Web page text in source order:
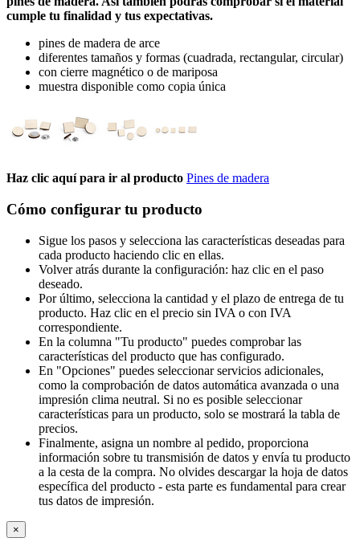
cumple tu finalidad y tus expectativas.
pines de madera de arce
diferentes tamaños y formas (cuadrada, rectangular, circular)
con cierre magnético o de mariposa
muestra disponible como copia única
Haz clic aquí para ir al producto Pines de madera
Cómo configurar tu producto
Sigue los pasos y selecciona las características deseadas para
cada producto haciendo clic en ellas.
Volver atrás durante la configuración: haz clic en el paso
deseado.
Por último, selecciona la cantidad y el plazo de entrega de tu
producto. Haz clic en el precio sin IVA o con IVA
correspondiente.
En la columna "Tu producto" puedes comprobar las
características del producto que has configurado.
En "Opciones" puedes seleccionar servicios adicionales,
como la comprobación de datos automática avanzada o una
impresión clima neutral. Si no es posible seleccionar
características para un producto, solo se mostrará la tabla de
precios.
Finalmente, asigna un nombre al pedido, proporciona
información sobre tu transmisión de datos y envía tu producto
a la cesta de la compra. No olvides descargar la hoja de datos
específica del producto - esta parte es fundamental para crear
tus datos de impresión.
×